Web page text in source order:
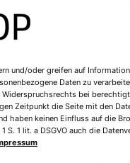
und/oder greifen auf
Daten zu
bei
Zeitpunkt die Seite mit den
haben keinen Einfluss auf die
S. 1 lit. a DSGVO auch die